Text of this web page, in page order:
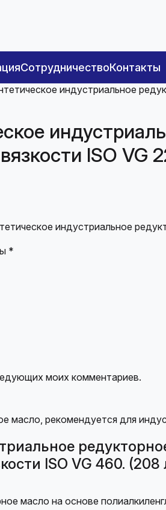
СотрудничествоКонтакты
индустриальное
ISO VG
индустриальное
*
моих комментариев.
ISO VG 460. (208